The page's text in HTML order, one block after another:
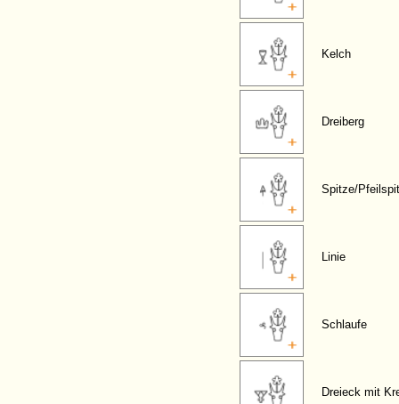
Kelch
Dreiberg
Spitze/
Linie
Schlaufe
Dreieck mit